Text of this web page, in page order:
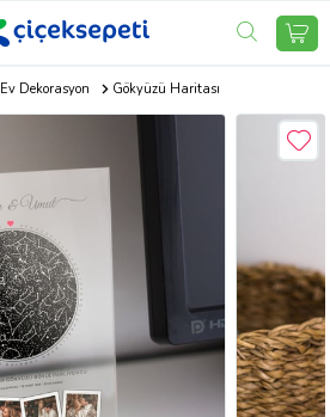
Ev Dekorasyon Gökyüzü Haritası